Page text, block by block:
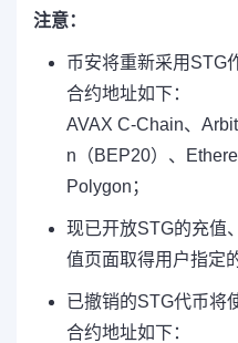
注意：
币安将重新采用STG
合约地址如下：
AVAX C-Chain、
n（BEP20）、
Polygon；
现已开放STG的充值
值页面取得用户指定
已撤销的STG代币将
合约地址如下：